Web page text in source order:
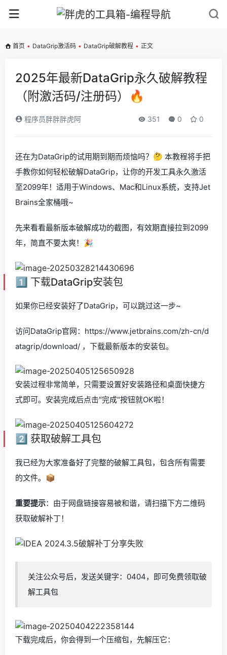
首页 • DataGrip激活码 • DataGrip破解教程 • 正文
2025年最新DataGrip永久破解教程
（附激活码/注册码）🔥
程序员胖胖胖虎阿 351 0 0
还在为DataGrip的试用期到期而烦恼吗？🤔 本教程将手把
手教你如何轻松破解DataGrip，让你的开发工具永久激活
至2099年！适用于Windows、Mac和Linux系统，支持Jet
Brains全家桶哦~
先来看看最新版本破解成功的截图，有效期直接拉到2099
年，简直不要太爽！🎉
1️⃣ 下载DataGrip安装包
如果你已经安装好了DataGrip，可以跳过这一步~
访问DataGrip官网：https://www.jetbrains.com/zh-cn/d
atagrip/download/ ，下载最新版本的安装包。
安装过程非常简单，只需要设置好安装路径和桌面快捷方
式即可。安装完成后点击"完成"按钮就OK啦！
2️⃣ 获取破解工具包
我已经为大家准备好了完整的破解工具包，包含所有需要
的文件。📦
重要提示：由于网盘链接容易被和谐，请扫描下方二维码
获取破解补丁！
关注公众号后，发送关键字：0404，即可免费领取破
解工具包
下载完成后，你会得到一个压缩包，先解压它：